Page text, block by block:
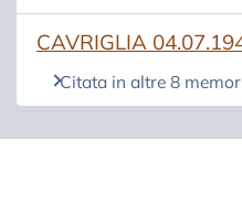
CAVRIGLIA
(si apre in una nuova
Citata in altre 8